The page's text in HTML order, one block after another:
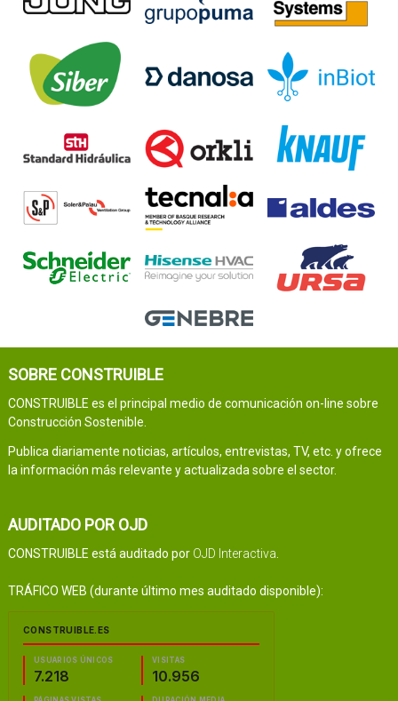
SOBRE CONSTRUIBLE
CONSTRUIBLE es el principal medio de comunicación on-line sobre
Construcción Sostenible.
Publica diariamente noticias, artículos, entrevistas, TV, etc. y ofrece
la información más relevante y actualizada sobre el sector.
AUDITADO POR OJD
CONSTRUIBLE está auditado por OJD Interactiva.
TRÁFICO WEB (durante último mes auditado disponible):